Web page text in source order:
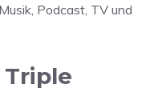
Podcast, TV und